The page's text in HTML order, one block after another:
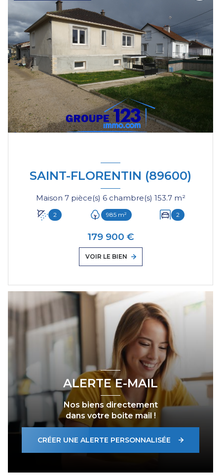
SAINT-FLORENTIN (89600)
Maison 7 pièce(s) 6 chambre(s) 153.7 m²
2 985 m² 2
179 900 €
VOIR LE BIEN
ALERTE E-MAIL
Nos biens directement
dans votre boite mail !
CRÉER UNE ALERTE PERSONNALISÉE